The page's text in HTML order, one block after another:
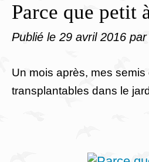
Parce que petit
Publié le 29 avril 2016
Un mois après, mes
transplantables dans le